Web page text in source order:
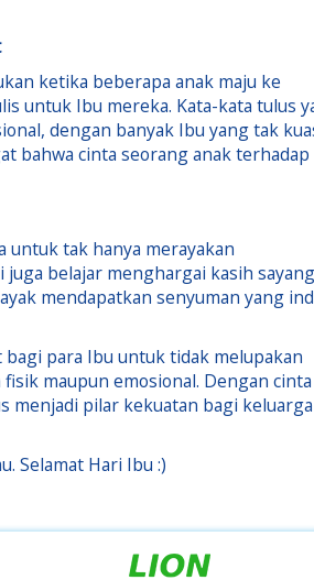
ketika beberapa anak maju ke
untuk Ibu mereka. Kata-kata tulus
dengan banyak Ibu yang tak
bahwa cinta seorang anak terhadap
untuk tak hanya merayakan
belajar menghargai kasih
mendapatkan senyuman yang
para Ibu untuk tidak melupakan
maupun emosional. Dengan cinta
menjadi pilar kekuatan bagi keluarga
Selamat Hari Ibu :)